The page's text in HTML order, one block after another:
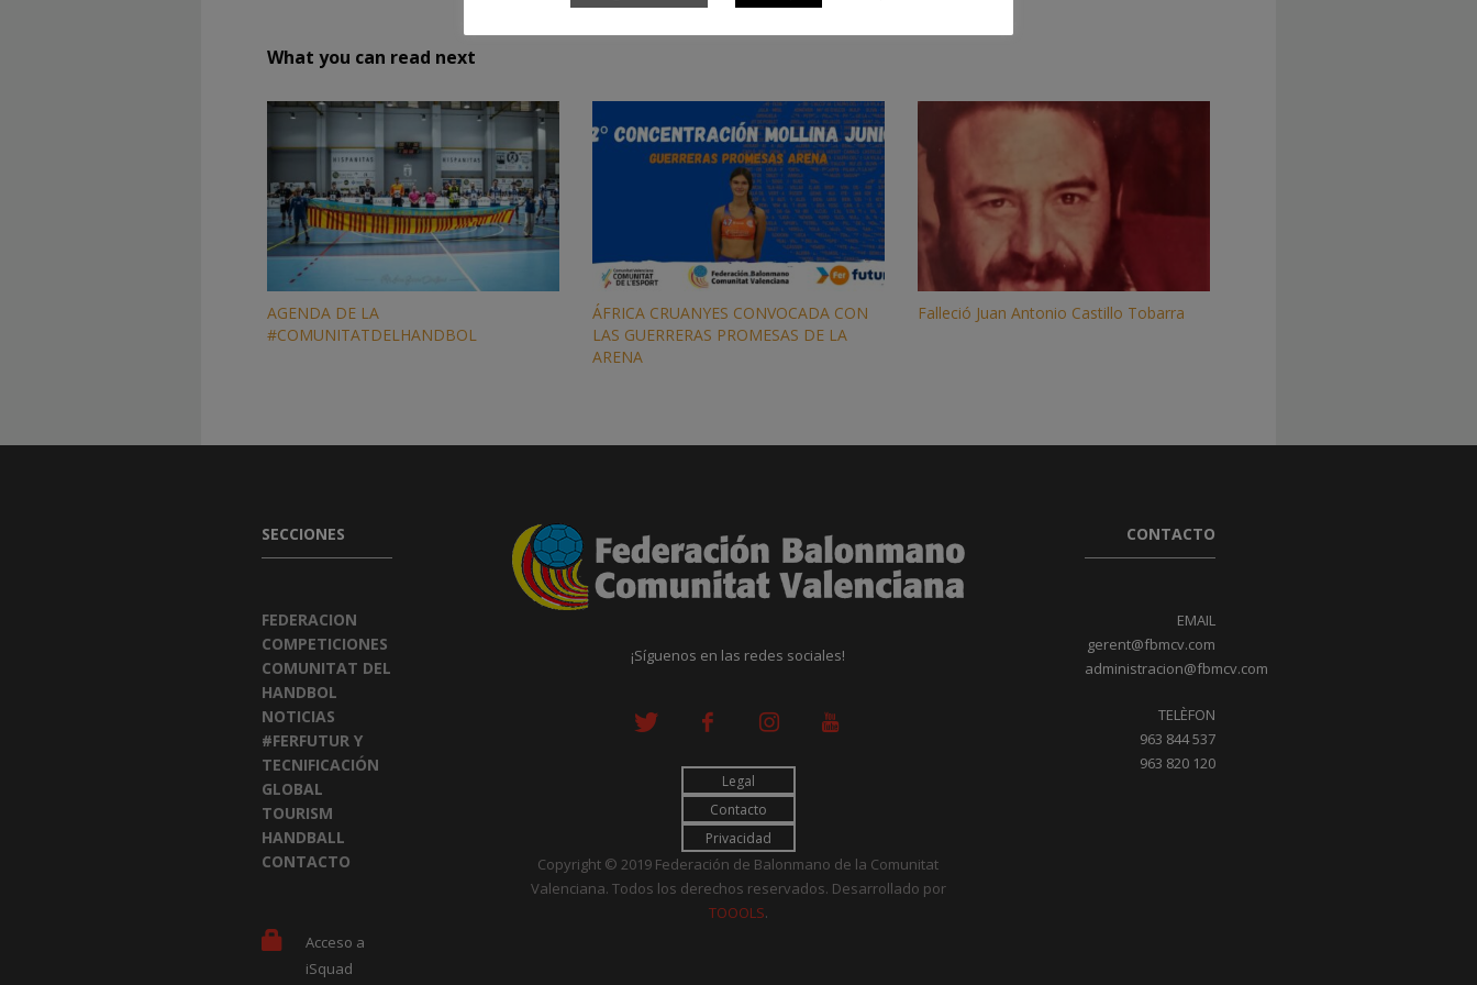
What you can read next
AGENDA DE LA
#COMUNITATDELHANDBOL
ÁFRICA CRUANYES CONVOCADA CON
LAS GUERRERAS PROMESAS DE LA
ARENA
Falleció Juan Antonio Castillo Tobarra
SECCIONES
FEDERACION
COMPETICIONES
COMUNITAT DEL
HANDBOL
NOTICIAS
#FERFUTUR Y
TECNIFICACIÓN
GLOBAL
TOURISM
HANDBALL
CONTACTO
Acceso a
iSquad
¡Síguenos en las redes sociales!
Legal
Contacto
Privacidad
Copyright © 2019 Federación de Balonmano de la Comunitat
Valenciana. Todos los derechos reservados. Desarrollado por
TOOOLS.
CONTACTO
EMAIL
gerent@fbmcv.com
administracion@fbmcv.com
TELÈFON
963 844 537
963 820 120